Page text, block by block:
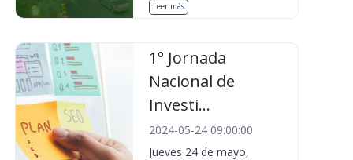
Leer más
1º Jornada
Nacional de
Investi...
2024-05-24 09:00:00
Jueves 24 de mayo,